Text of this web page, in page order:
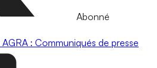
Abonné
AGRA : Communiqués de presse